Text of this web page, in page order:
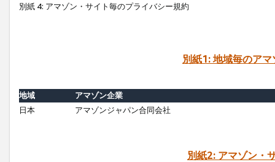
別紙 4: アマゾン・サイト毎のプライバシー規約
別紙1: 地域毎のア
地域
アマゾン企業
日本
アマゾンジャパン合同会社
別紙2: アマゾン・